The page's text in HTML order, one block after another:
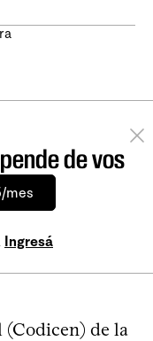
de vos
mes
Ingresá
de la